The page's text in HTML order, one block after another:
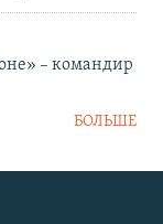
– командир
БОЛЬШЕ